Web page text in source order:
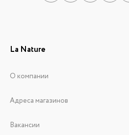
La Nature
О компании
Адреса магазинов
Вакансии